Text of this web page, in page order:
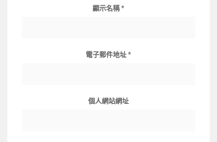
顯示名稱*
電子郵件地址*
個人網站網址